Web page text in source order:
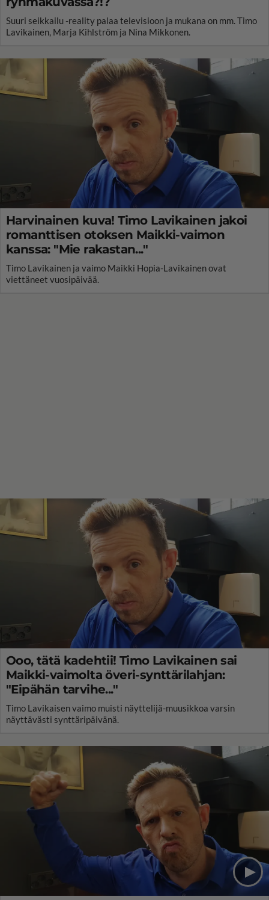
Suuri seikkailu -reality palaa televisioon ja mukana on mm. Timo
Lavikainen, Marja Kihlström ja Nina Mikkonen.
Harvinainen kuva! Timo Lavikainen jakoi
romanttisen otoksen Maikki-vaimon
kanssa: "Mie rakastan..."
Timo Lavikainen ja vaimo Maikki Hopia-Lavikainen ovat
viettäneet vuosipäivää.
Ooo, tätä kadehtii! Timo Lavikainen sai
Maikki-vaimolta överi-synttärilahjan:
"Eipähän tarvihe..."
Timo Lavikaisen vaimo muisti näyttelijä-muusikkoa varsin
näyttävästi synttäripäivänä.